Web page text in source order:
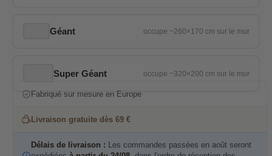
Géant
Super Géant
Fabriqué sur mesure en Europe
Livraison gratuite dès 69 €
Délais de livraison : Les commandes passées en août seront